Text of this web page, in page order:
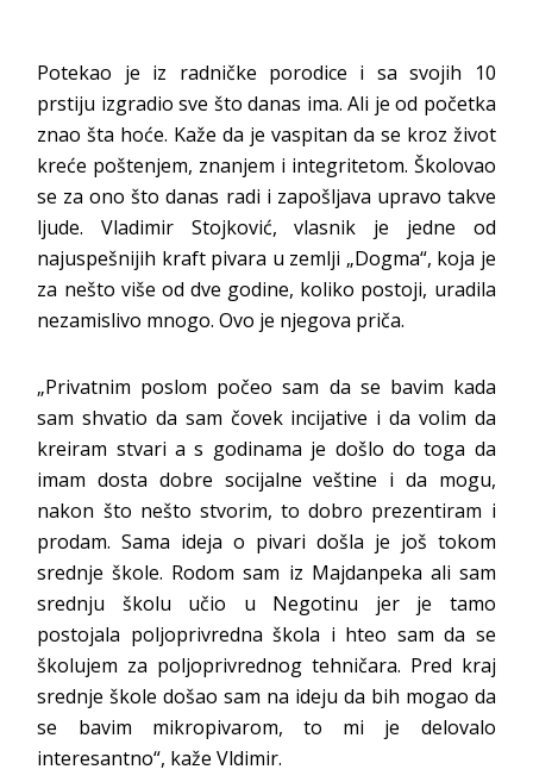
Potekao je iz radničke porodice i sa svojih 10
prstiju izgradio sve što danas ima. Ali je od početka
znao šta hoće. Kaže da je vaspitan da se kroz život
kreće poštenjem, znanjem i integritetom. Školovao
se za ono što danas radi i zapošljava upravo takve
ljude. Vladimir Stojković, vlasnik je jedne od
najuspešnijih kraft pivara u zemlji „Dogma“, koja je
za nešto više od dve godine, koliko postoji, uradila
nezamislivo mnogo. Ovo je njegova priča.
„Privatnim poslom počeo sam da se bavim kada
sam shvatio da sam čovek incijative i da volim da
kreiram stvari a s godinama je došlo do toga da
imam dosta dobre socijalne veštine i da mogu,
nakon što nešto stvorim, to dobro prezentiram i
prodam. Sama ideja o pivari došla je još tokom
srednje škole. Rodom sam iz Majdanpeka ali sam
srednju školu učio u Negotinu jer je tamo
postojala poljoprivredna škola i hteo sam da se
školujem za poljoprivrednog tehničara. Pred kraj
srednje škole došao sam na ideju da bih mogao da
se bavim mikropivarom, to mi je delovalo
interesantno“, kaže Vldimir.